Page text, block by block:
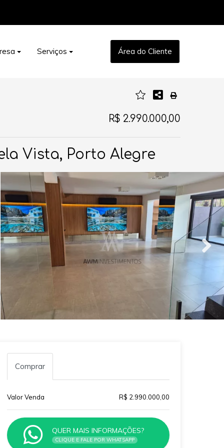
Serviços Área do Cliente
R$ 2.990.000,00
Vista, Porto Alegre
Comprar
Valor Venda R$ 2.990.000,00
QUER MAIS INFORMAÇÕES?
CLIQUE E FALE POR WHATSAPP